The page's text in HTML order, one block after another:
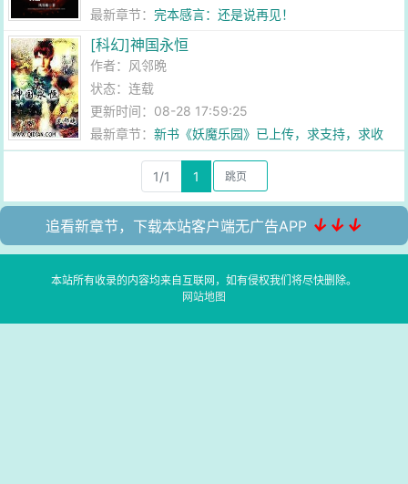
最新章节：完本感言：还是说再见！
[科幻]神国永恒
作者： 风邻晩
状态：连载
更新时间：08-28 17:59:25
最新章节：新书《妖魔乐园》已上传，求支持，求收
藏！
1/1
1
追看新章节，下载本站客户端无广告APP ↓↓↓
本站所有收录的内容均来自互联网，如有侵权我们将尽快删除。
网站地图